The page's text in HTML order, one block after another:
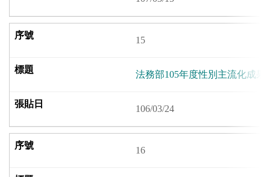
15
法務部105年度性別主流化成果
106/03/24
16